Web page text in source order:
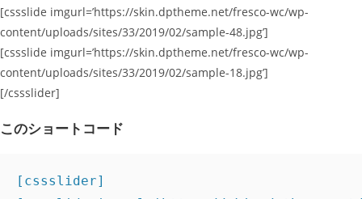
[cssslide imgurl=’https://skin.dptheme.net/fresco-wc/wp-
content/uploads/sites/33/2019/02/sample-48.jpg’]
[cssslide imgurl=’https://skin.dptheme.net/fresco-wc/wp-
content/uploads/sites/33/2019/02/sample-18.jpg’]
[/cssslider]
このショートコード
[cssslider]